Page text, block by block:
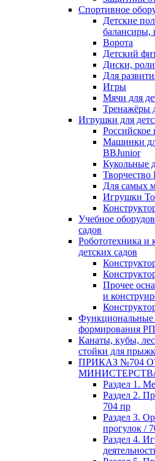
Спортивное
Детские
балансиры,
Ворота
Детский
Диски,
Для
Игры
Мячи для
Тренажёры
Игрушки для
Российское
Машинки
BBJunior
Кукольные
Творчество
Для самых
Игрушки
Учебное
садов
Робототехника и
детских садов
Прочее
и
Функциональные
формирования
Канаты, кубы,
стойки для
ПРИКАЗ №704
Раздел 1.
Раздел 2.
704 пр
Раздел 3.
прогулок /
Раздел 4.